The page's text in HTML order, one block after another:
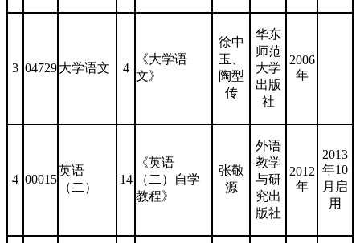
3 04729 大学语文 4
《大学语
文》
徐中
玉、
陶型
传
华东
师范
大学
出版
社
2006
年
4 00015
英语
（二）
14
《英语
（二）自学
教程》
张敬
源
外语
教学
与研
究出
版社
2012
年
2013
年10
月启
用